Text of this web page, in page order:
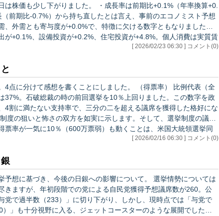
した。 ・成長率は前期比+0.1%（年率換算+0.
前期比-0.7%）から持ち直したとは言え、事前のエコノミスト予想
、外需とも寄与度が+0.0%で、特徴に欠ける数字ともなりました。
が+0.1%、設備投資が+0.2%、住宅投資が+4.8%。個人消費は実質賃
き、設備投資も今一歩。住宅投資は法改正に伴う振れによるもので
[ 2026/02/23 06:30 ] コメント(0)
感想を書くことにしました。 （得票率） 比例代表（全
37%。石破総裁の時の前回選挙を10％上回りました。この数字を政
4割に満たない支持率で、三分の二を超える議席を獲得した格好にな
票率が一気に10％（600万票弱）も動くことは、米国大統領選挙同
事な役割を果たしていることを示します。 こうした基本的な[ 2026/02/16 06:30 ] コメント(0)
づき、今後の日銀への影響について。 選挙情勢については
きますが、年初段階での党による自民党獲得予想議席数が260。公
党で過半数（233）」に切り下がり、しかし、現時点では「与党で
」も十分視野に入る、ジェットコースターのような展開でした。